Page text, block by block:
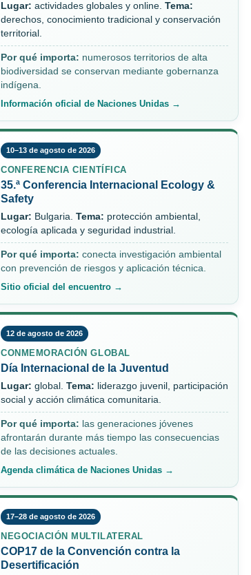
Lugar: actividades globales y online. Tema:
derechos, conocimiento tradicional y conservación
territorial.
Por qué importa: numerosos territorios de alta
biodiversidad se conservan mediante gobernanza
indígena.
Información oficial de Naciones Unidas →
10–13 de agosto de 2026
CONFERENCIA CIENTÍFICA
35.ª Conferencia Internacional Ecology &
Safety
Lugar: Bulgaria. Tema: protección ambiental,
ecología aplicada y seguridad industrial.
Por qué importa: conecta investigación ambiental
con prevención de riesgos y aplicación técnica.
Sitio oficial del encuentro →
12 de agosto de 2026
CONMEMORACIÓN GLOBAL
Día Internacional de la Juventud
Lugar: global. Tema: liderazgo juvenil, participación
social y acción climática comunitaria.
Por qué importa: las generaciones jóvenes
afrontarán durante más tiempo las consecuencias
de las decisiones actuales.
Agenda climática de Naciones Unidas →
17–28 de agosto de 2026
NEGOCIACIÓN MULTILATERAL
COP17 de la Convención contra la
Desertificación